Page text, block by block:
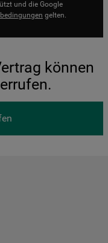
und die Google
gelten.
können